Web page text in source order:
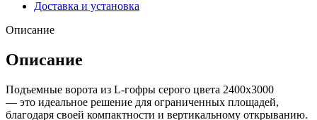
Доставка и установка
Описание
Описание
Подъемные ворота из L-гофры серого цвета 2400х3000
— это идеальное решение для ограниченных площадей,
благодаря своей компактности и вертикальному открыванию.